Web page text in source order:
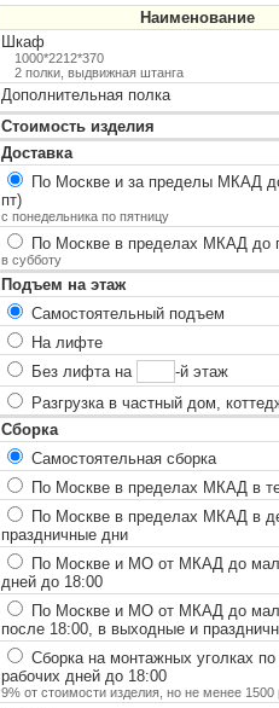
Наименование
Шкаф
1000*2212*370
2 полки, выдвижная штанга
Дополнительная полка
Стоимость изделия
Доставка
По Москве и за пределы МКАД
пт)
с понедельника по пятницу
По Москве в пределах МКАД до
в субботу
Подъем на этаж
Самостоятельный подъем
На лифте
Без лифта на
-й этаж
Разгрузка в частный дом,
Сборка
Самостоятельная сборка
По Москве в пределах МКАД в
По Москве в пределах МКАД в
праздничные дни
По Москве и МО от МКАД до
дней до 18:00
По Москве и МО от МКАД до
после 18:00, в выходные и
Сборка на монтажных уголках
рабочих дней до 18:00
9% от стоимости изделия, но не менее 1500